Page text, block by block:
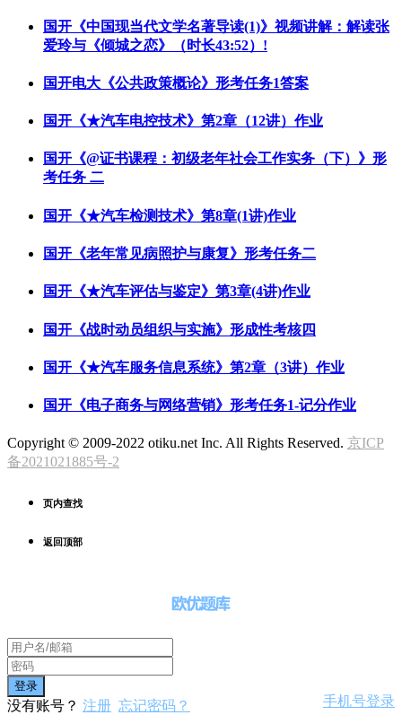
国开《中国现当代文学名著导读(1)》视频讲解：解读张
爱玲与《倾城之恋》（时长43:52）!
国开电大《公共政策概论》形考任务1答案
国开《★汽车电控技术》第2章（12讲）作业
国开《@证书课程：初级老年社会工作实务（下）》形
考任务 二
国开《★汽车检测技术》第8章(1讲)作业
国开《老年常见病照护与康复》形考任务二
国开《★汽车评估与鉴定》第3章(4讲)作业
国开《战时动员组织与实施》形成性考核四
国开《★汽车服务信息系统》第2章（3讲）作业
国开《电子商务与网络营销》形考任务1-记分作业
Copyright © 2009-2022 otiku.net Inc. All Rights Reserved. 京ICP
备2021021885号-2
页内查找
返回顶部
没有账号？ 注册 忘记密码？ 手机号登录